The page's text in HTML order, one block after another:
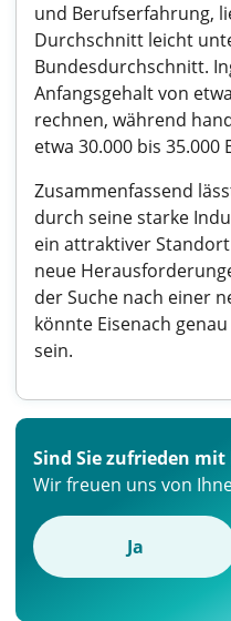
und Berufserfahrung,
Durchschnitt leicht
Bundesdurchschnitt.
Anfangsgehalt von
rechnen, während
etwa 30.000 bis 35.000
Zusammenfassend
durch seine starke
ein attraktiver
neue
der Suche nach einer
könnte Eisenach
sein.
Sind Sie zufrieden mit
Wir freuen uns von
Ja